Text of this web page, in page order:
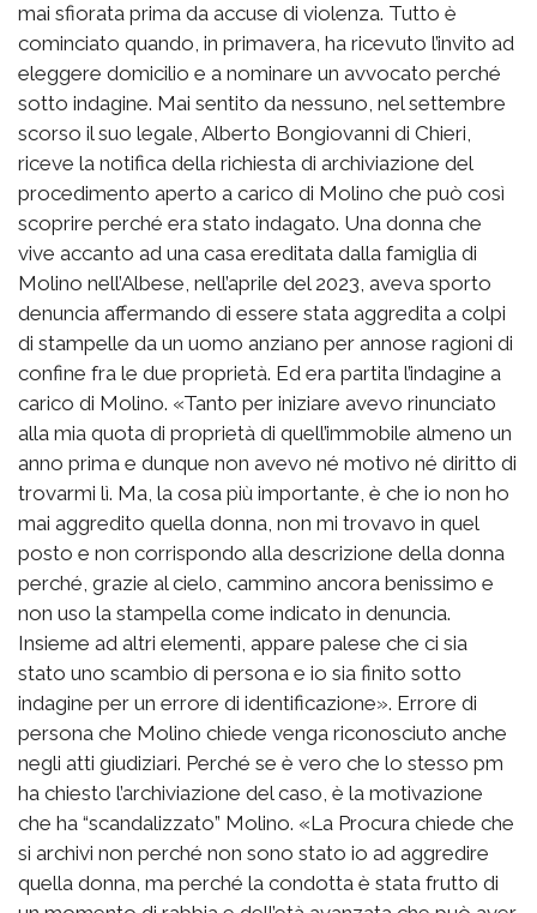
mai sfiorata prima da accuse di violenza. Tutto è
cominciato quando, in primavera, ha ricevuto l’invito ad
eleggere domicilio e a nominare un avvocato perché
sotto indagine. Mai sentito da nessuno, nel settembre
scorso il suo legale, Alberto Bongiovanni di Chieri,
riceve la notifica della richiesta di archiviazione del
procedimento aperto a carico di Molino che può così
scoprire perché era stato indagato. Una donna che
vive accanto ad una casa ereditata dalla famiglia di
Molino nell’Albese, nell’aprile del 2023, aveva sporto
denuncia affermando di essere stata aggredita a colpi
di stampelle da un uomo anziano per annose ragioni di
confine fra le due proprietà. Ed era partita l’indagine a
carico di Molino. «Tanto per iniziare avevo rinunciato
alla mia quota di proprietà di quell’immobile almeno un
anno prima e dunque non avevo né motivo né diritto di
trovarmi lì. Ma, la cosa più importante, è che io non ho
mai aggredito quella donna, non mi trovavo in quel
posto e non corrispondo alla descrizione della donna
perché, grazie al cielo, cammino ancora benissimo e
non uso la stampella come indicato in denuncia.
Insieme ad altri elementi, appare palese che ci sia
stato uno scambio di persona e io sia finito sotto
indagine per un errore di identificazione». Errore di
persona che Molino chiede venga riconosciuto anche
negli atti giudiziari. Perché se è vero che lo stesso pm
ha chiesto l’archiviazione del caso, è la motivazione
che ha “scandalizzato” Molino. «La Procura chiede che
si archivi non perché non sono stato io ad aggredire
quella donna, ma perché la condotta è stata frutto di